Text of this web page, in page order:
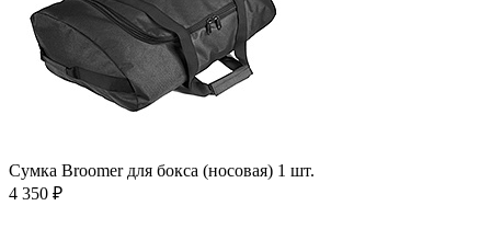
Сумка Broomer для бокса (носовая) 1 шт.
4 350 ₽